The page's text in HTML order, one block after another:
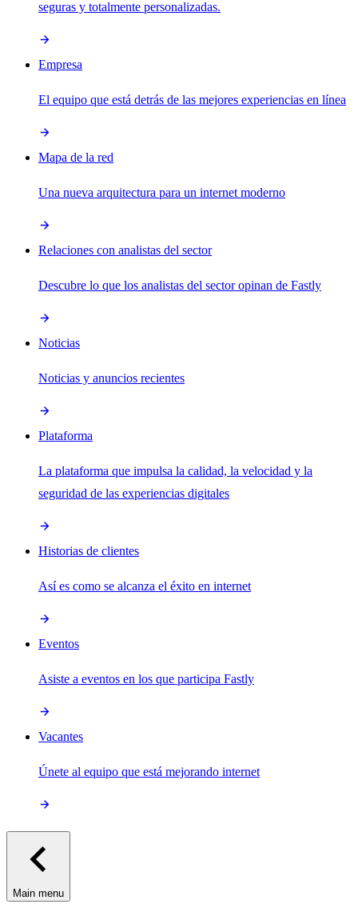
seguras y totalmente personalizadas.
Empresa
El equipo que está detrás de las mejores experiencias en línea
Mapa de la red
Una nueva arquitectura para un internet moderno
Relaciones con analistas del sector
Descubre lo que los analistas del sector opinan de Fastly
Noticias
Noticias y anuncios recientes
Plataforma
La plataforma que impulsa la calidad, la velocidad y la
seguridad de las experiencias digitales
Historias de clientes
Así es como se alcanza el éxito en internet
Eventos
Asiste a eventos en los que participa Fastly
Vacantes
Únete al equipo que está mejorando internet
Main menu